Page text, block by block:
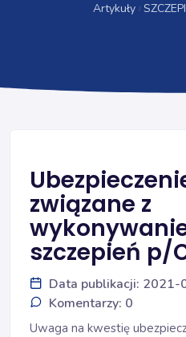
Artykuły
związane z
szczepień p/
Data publikacji:
Komentarzy: 0
Uwaga na kwestię